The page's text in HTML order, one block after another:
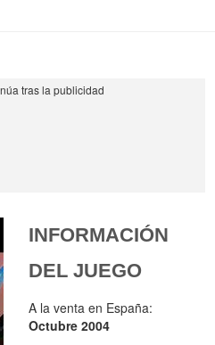
INFORMACIÓN
DEL JUEGO
A la venta en España:
Octubre 2004